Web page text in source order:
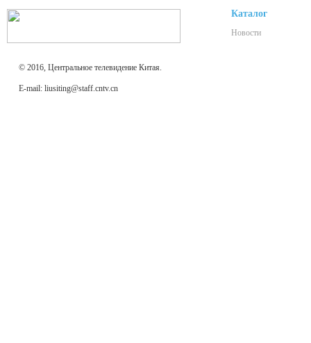
© 2016, Центральное телевидение Китая.
E-mail: liusiting@staff.cntv.cn
Каталог
Новости